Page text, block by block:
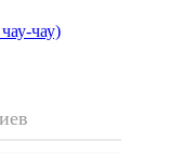
чау)